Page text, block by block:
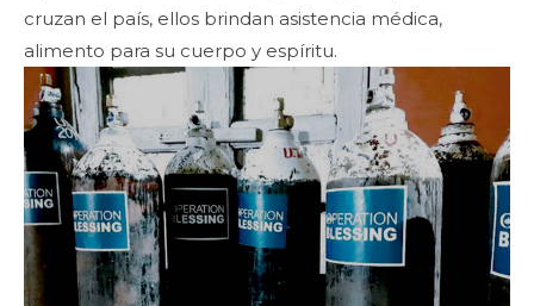
cruzan el país, ellos brindan asistencia médica,
alimento para su cuerpo y espíritu.